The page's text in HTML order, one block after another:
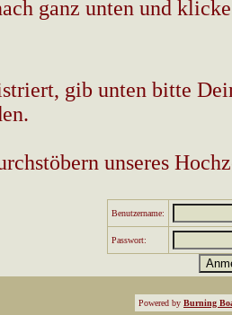
ganz unten und
gib unten bitte
unseres
Benutzername:
Passwort:
Powered by Burning